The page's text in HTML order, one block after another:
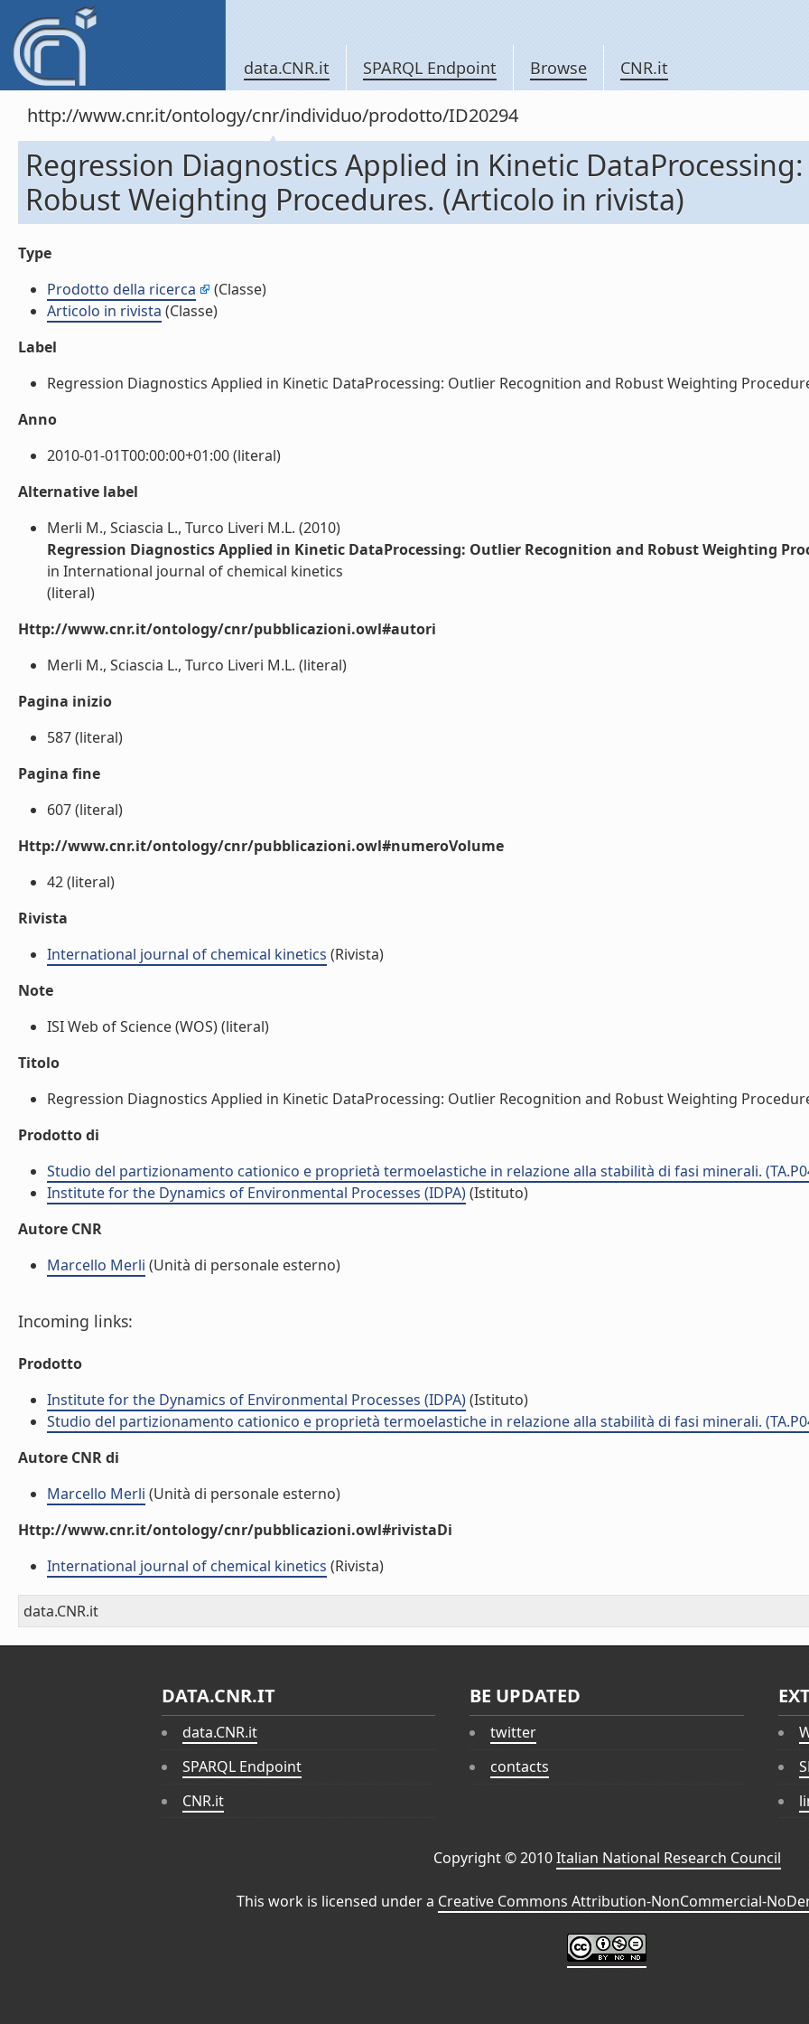
data.CNR.it SPARQL Endpoint Browse CNR.it
http://www.cnr.it/ontology/cnr/individuo/prodotto/ID20294
Regression Diagnostics Applied in Kinetic
Robust Weighting Procedures. (Articolo in rivista)
Type
Prodotto della ricerca
(Classe)
Articolo in rivista (Classe)
Label
Regression Diagnostics Applied in Kinetic DataProcessing: Outlier Recognition and Robust Weighting
Anno
2010-01-01T00:00:00+01:00 (literal)
Alternative label
Merli M., Sciascia L., Turco Liveri M.L. (2010)
Regression Diagnostics Applied in Kinetic DataProcessing: Outlier Recognition and Robust Weighting
in International journal of chemical kinetics
(literal)
Http://www.cnr.it/ontology/cnr/pubblicazioni.owl#autori
Merli M., Sciascia L., Turco Liveri M.L. (literal)
Pagina inizio
587 (literal)
Pagina fine
607 (literal)
Http://www.cnr.it/ontology/cnr/pubblicazioni.owl#numeroVolume
42 (literal)
Rivista
International journal of chemical kinetics (Rivista)
Note
ISI Web of Science (WOS) (literal)
Titolo
Regression Diagnostics Applied in Kinetic DataProcessing: Outlier Recognition and Robust Weighting
Prodotto di
Studio del partizionamento cationico e proprietà termoelastiche in relazione alla stabilità di fasi minerali.
Institute for the Dynamics of Environmental Processes (IDPA)(Istituto)
Autore CNR
Marcello Merli (Unità di personale esterno)
Incoming links:
Prodotto
Institute for the Dynamics of Environmental Processes (IDPA)(Istituto)
Studio del partizionamento cationico e proprietà termoelastiche in relazione alla stabilità di fasi minerali.
Autore CNR di
Marcello Merli (Unità di personale esterno)
Http://www.cnr.it/ontology/cnr/pubblicazioni.owl#rivistaDi
International journal of chemical kinetics (Rivista)
data.CNR.it
DATA.CNR.IT
data.CNR.it
SPARQL Endpoint
CNR.it
BE UPDATED
twitter
contacts
Copyright © 2010Italian National Research Council
This work is licensed under a Creative Commons Attribution-NonCommercial-